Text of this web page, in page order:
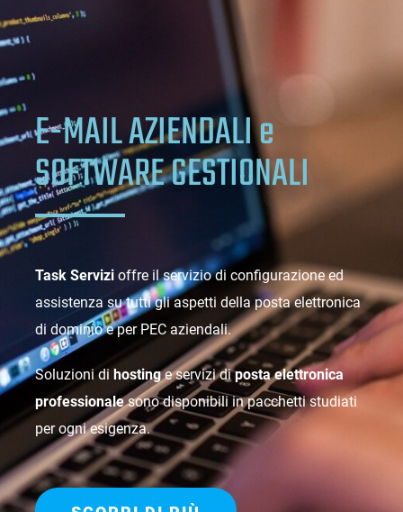
E-MAIL AZIENDALI e
SOFTWARE GESTIONALI
Task Servizi offre il servizio di configurazione ed
assistenza su tutti gli aspetti della posta elettronica
di dominio e per PEC aziendali.
Soluzioni di hostinge servizi diposta elettronica
professionalesono disponibili in pacchetti studiati
per ogni esigenza.